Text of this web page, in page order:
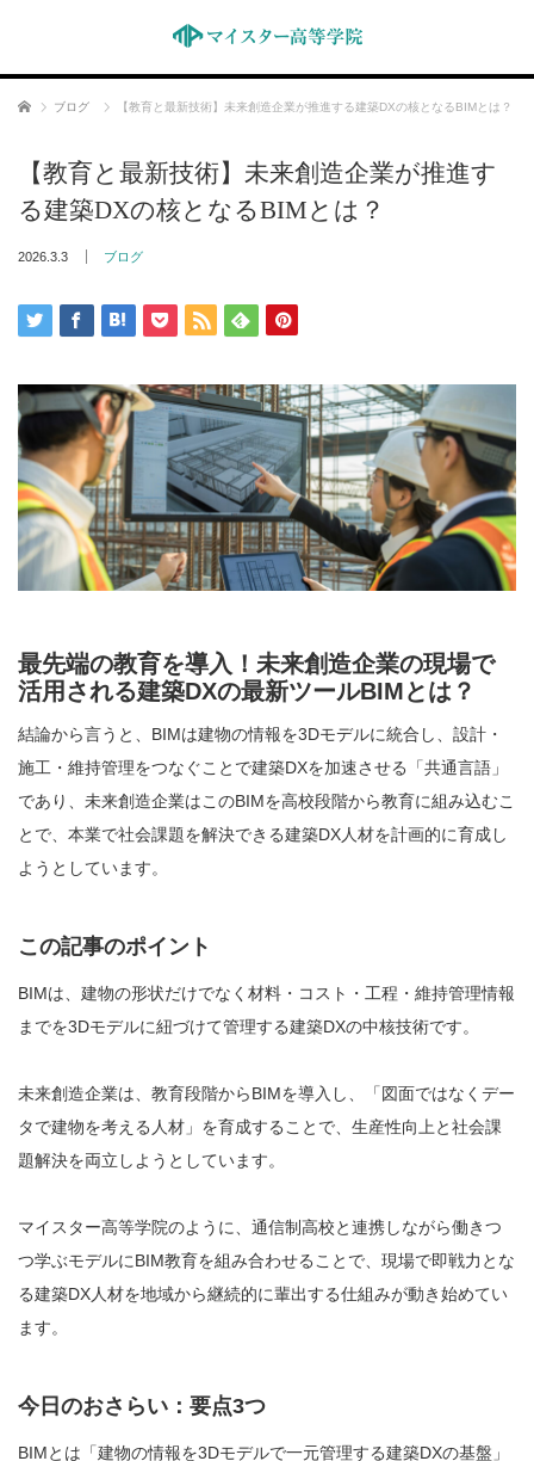
ホーム ブログ 【教育と最新技術】未来創造企業が推進する建築DXの核となるBIMとは？
【教育と最新技術】未来創造企業が推進す
る建築DXの核となるBIMとは？
2026.3.3 ブログ
最先端の教育を導入！未来創造企業の現場で
活用される建築DXの最新ツールBIMとは？
結論から言うと、BIMは建物の情報を3Dモデルに統合し、設計・
施工・維持管理をつなぐことで建築DXを加速させる「共通言語」
であり、未来創造企業はこのBIMを高校段階から教育に組み込むこ
とで、本業で社会課題を解決できる建築DX人材を計画的に育成し
ようとしています。
この記事のポイント
BIMは、建物の形状だけでなく材料・コスト・工程・維持管理情報
までを3Dモデルに紐づけて管理する建築DXの中核技術です。
未来創造企業は、教育段階からBIMを導入し、「図面ではなくデー
タで建物を考える人材」を育成することで、生産性向上と社会課
題解決を両立しようとしています。
マイスター高等学院のように、通信制高校と連携しながら働きつ
つ学ぶモデルにBIM教育を組み合わせることで、現場で即戦力とな
る建築DX人材を地域から継続的に輩出する仕組みが動き始めてい
ます。
今日のおさらい：要点3つ
BIMとは「建物の情報を3Dモデルで一元管理する建築DXの基盤」